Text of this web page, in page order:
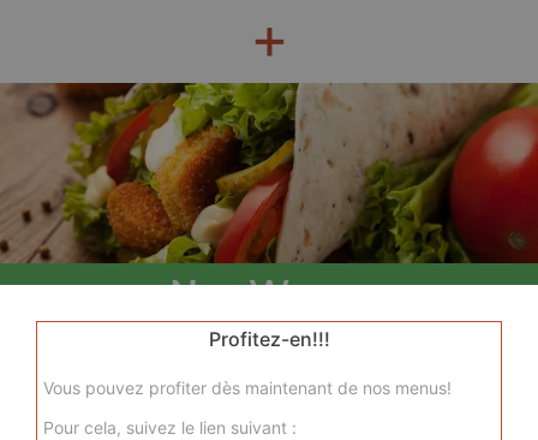
+
Nos Wraps
menu wrap tenders, menu wrap tenders steak
+
Profitez-en!!!
Vous pouvez profiter dès maintenant de nos menus!
Pour cela, suivez le lien suivant :